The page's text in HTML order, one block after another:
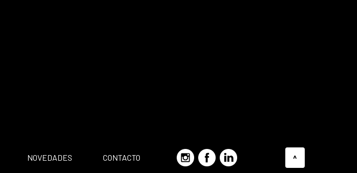
^
NOVEDADES CONTACTO